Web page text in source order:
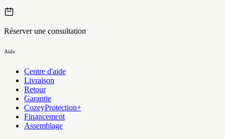
Réserver une consultation
Aide
Centre d'aide
Livraison
Retour
Garantie
CozeyProtection+
Financement
Assemblage